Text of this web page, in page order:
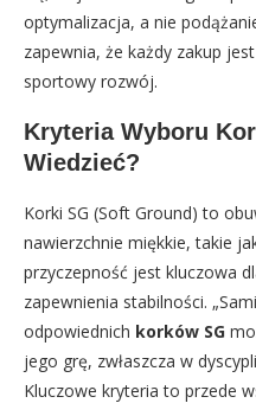
optymalizacja, a nie
zapewnia, że każdy zakup
sportowy rozwój.
Kryteria Wyboru
Wiedzieć?
Korki SG (Soft Ground) to
nawierzchnie miękkie, takie
przyczepność jest kluczowa
zapewnienia stabilności.
odpowiednich korków SG
jego grę, zwłaszcza w
Kluczowe kryteria to przede